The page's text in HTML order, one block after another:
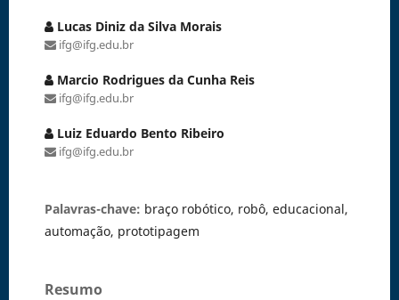
Lucas Diniz da Silva Morais
ifg@ifg.edu.br
Marcio Rodrigues da Cunha Reis
ifg@ifg.edu.br
Luiz Eduardo Bento Ribeiro
ifg@ifg.edu.br
Palavras-chave: braço robótico, robô, educacional,
automação, prototipagem
Resumo